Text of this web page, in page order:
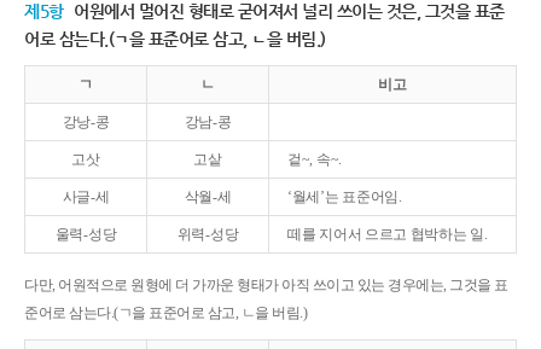
제5항 어원에서 멀어진 형태로 굳어져서 널리 쓰이는 것은, 그것을 표준
어로 삼는다.(ㄱ을 표준어로 삼고, ㄴ을 버림.)
ㄱ ㄴ 비고
강낭-콩 강남-콩
고삿 고샅 겉~, 속~.
사글-세 삭월-세 ‘월세’는 표준어임.
울력-성당 위력-성당 떼를 지어서 으르고 협박하는 일.
다만, 어원적으로 원형에 더 가까운 형태가 아직 쓰이고 있는 경우에는, 그것을 표
준어로 삼는다.(ㄱ을 표준어로 삼고, ㄴ을 버림.)